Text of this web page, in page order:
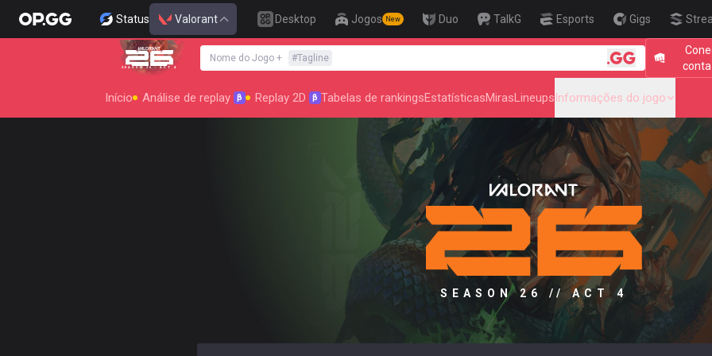
Status Valorant Desktop Jogos New Duo TalkG Esports Gigs
SEASON 26 : ACT 4
Nome do Jogo + #Tagline 🎯 Level
Início Análise de replay β Replay 2D β Tabelas de rankingsEstatísticasMirasLineupsInformações do jogo
SEASON 26 // ACT 4